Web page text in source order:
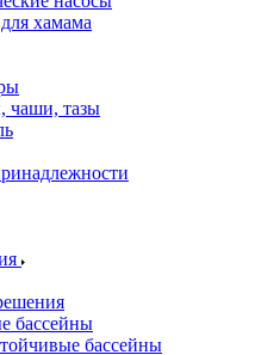
хамама
чаши, тазы
бассейны
бассейны